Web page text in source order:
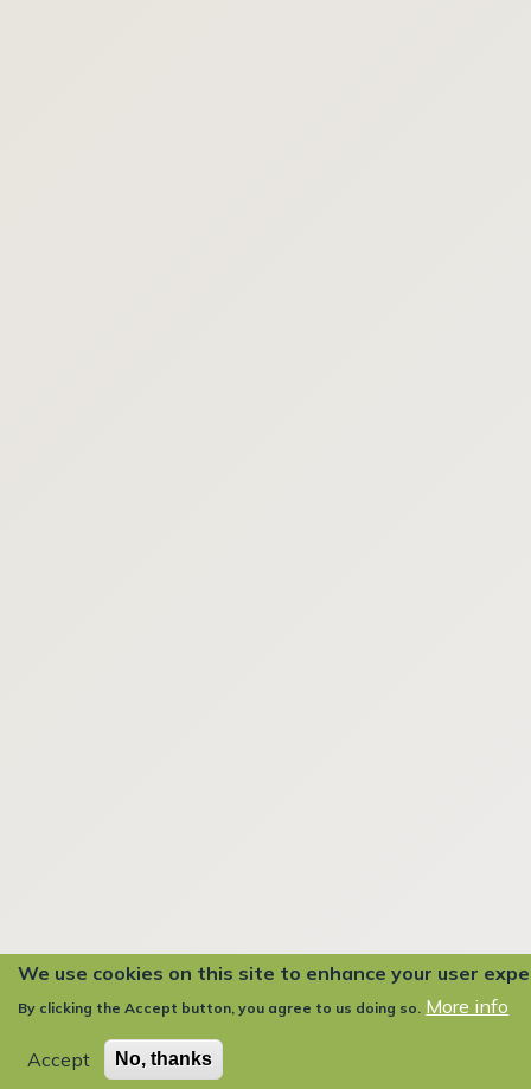
We use cookies on this site to enhance your user
By clicking the Accept button, you agree to us doing so. More info
Accept No, thanks